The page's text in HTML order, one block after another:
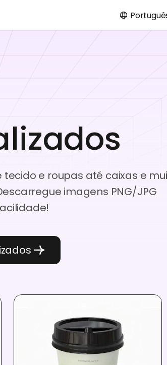
e roupas até caixas e
imagens PNG/JPG